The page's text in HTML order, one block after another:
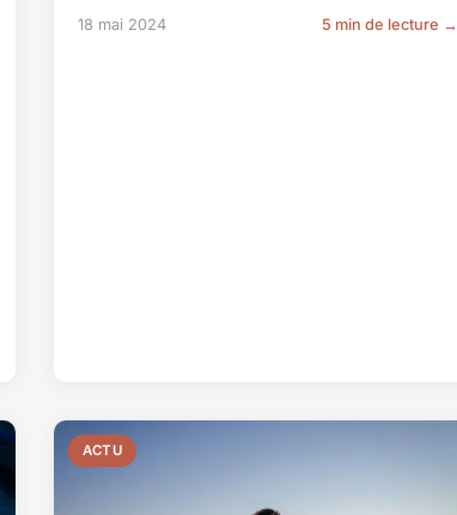
18 mai 2024 5 min de lecture →
ACTU